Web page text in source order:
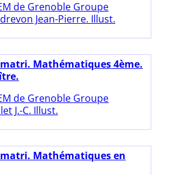
de Grenoble Groupe
Jean-Pierre. Illust.
Mathématiques 4ème.
de Grenoble Groupe
J.-C. Illust.
Mathématiques en